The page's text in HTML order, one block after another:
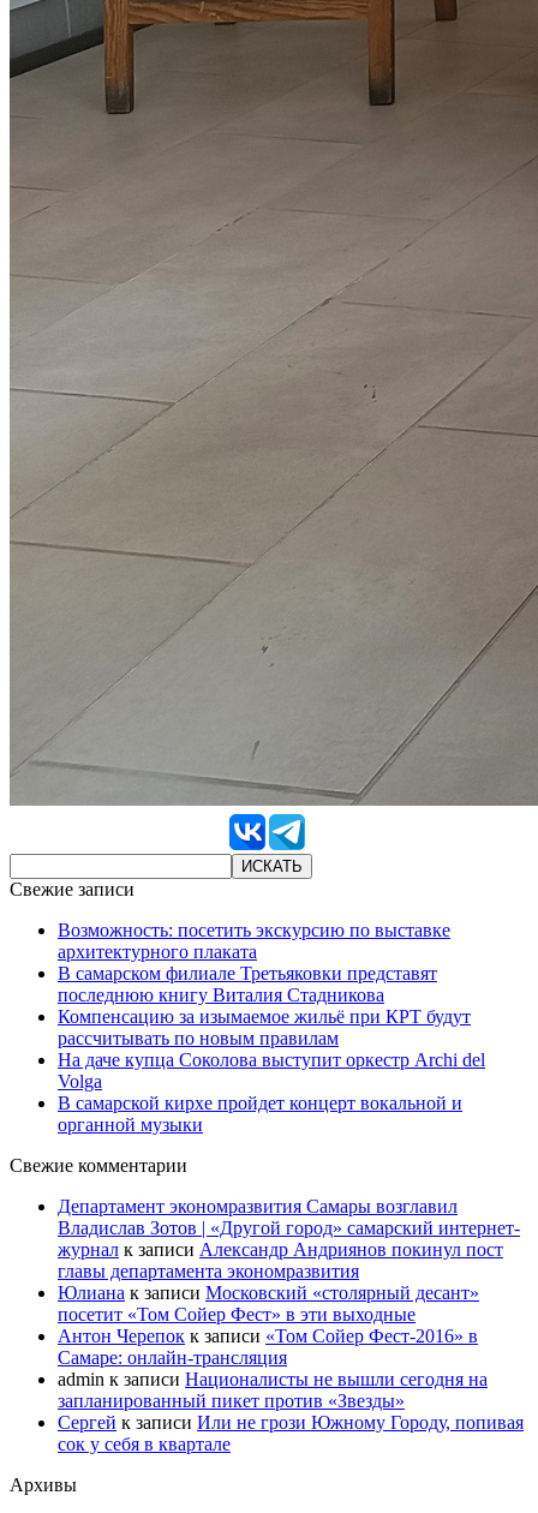
Свежие записи
Возможность: посетить экскурсию по выставке
архитектурного плаката
В самарском филиале Третьяковки представят
последнюю книгу Виталия Стадникова
Компенсацию за изымаемое жильё при КРТ будут
рассчитывать по новым правилам
На даче купца Соколова выступит оркестр Archi del
Volga
В самарской кирхе пройдет концерт вокальной и
органной музыки
Свежие комментарии
Департамент экономразвития Самары возглавил
Владислав Зотов | «Другой город» самарский интернет-
журнал к записи Александр Андриянов покинул пост
главы департамента экономразвития
Юлиана к записи Московский «столярный десант»
посетит «Том Сойер Фест» в эти выходные
Антон Черепок к записи «Том Сойер Фест-2016» в
Самаре: онлайн-трансляция
admin к записи Националисты не вышли сегодня на
запланированный пикет против «Звезды»
Сергей к записи Или не грози Южному Городу, попивая
сок у себя в квартале
Архивы